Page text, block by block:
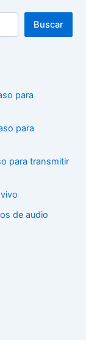
Buscar
para
para
para transmitir
de audio